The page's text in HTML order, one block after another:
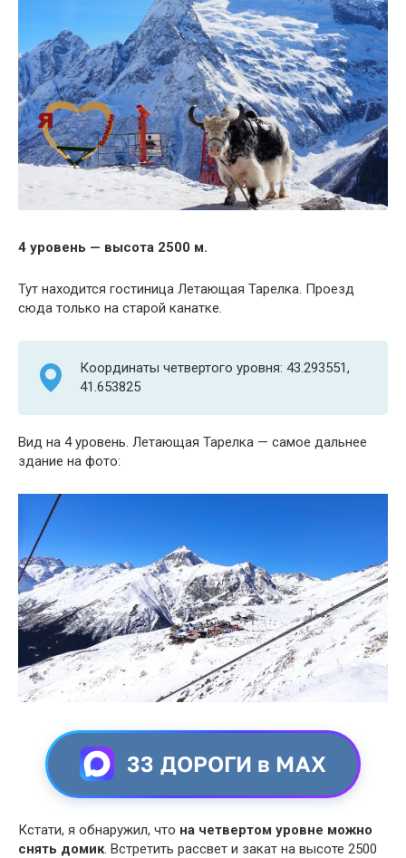
4 уровень — высота 2500 м.
Тут находится гостиница Летающая Тарелка. Проезд
сюда только на старой канатке.
Координаты четвертого уровня: 43.293551,
41.653825
Вид на 4 уровень. Летающая Тарелка — самое дальнее
здание на фото:
33 ДОРОГИ в MAX
Кстати, я обнаружил, что на четвертом уровне можно
снять домик . Встретить рассвет и закат на высоте 2500